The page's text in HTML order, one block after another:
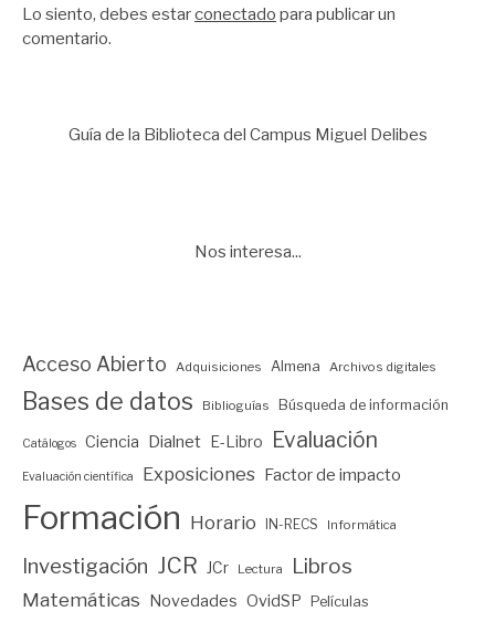
Lo siento, debes estarconectado para publicar un
comentario.
Guía de la Biblioteca del Campus Miguel Delibes
Nos interesa...
Acceso Abierto Adquisiciones Almena Archivos digitales
Bases de datos Biblioguías Búsqueda de información
Catálogos Ciencia Dialnet E-Libro Evaluación
Evaluación científica Exposiciones Factor de impacto
Formación Horario IN-RECS Informática
Investigación JCR JCr Lectura Libros
Matemáticas Novedades OvidSP Películas